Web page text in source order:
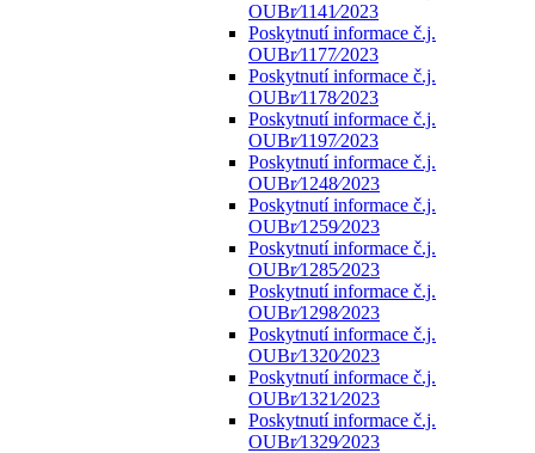
OUBr⁄1141⁄2023
Poskytnutí informace č.j.
OUBr⁄1177⁄2023
Poskytnutí informace č.j.
OUBr⁄1178⁄2023
Poskytnutí informace č.j.
OUBr⁄1197⁄2023
Poskytnutí informace č.j.
OUBr⁄1248⁄2023
Poskytnutí informace č.j.
OUBr⁄1259⁄2023
Poskytnutí informace č.j.
OUBr⁄1285⁄2023
Poskytnutí informace č.j.
OUBr⁄1298⁄2023
Poskytnutí informace č.j.
OUBr⁄1320⁄2023
Poskytnutí informace č.j.
OUBr⁄1321⁄2023
Poskytnutí informace č.j.
OUBr⁄1329⁄2023